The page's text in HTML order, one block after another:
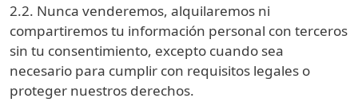
2.2. Nunca venderemos, alquilaremos ni
compartiremos tu información personal con terceros
sin tu consentimiento, excepto cuando sea
necesario para cumplir con requisitos legales o
proteger nuestros derechos.